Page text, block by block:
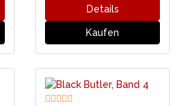
Details
Kaufen